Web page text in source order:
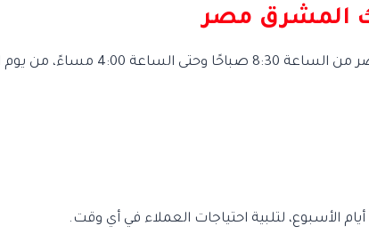
المشرق مصر
تكون مغلقة يومي الجمعة والسبت.